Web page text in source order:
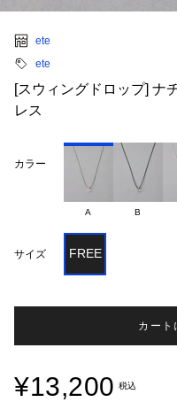
ete
ete
[スウィングドロップ] ナ
レス
カラー
A B
サイズ FREE
カート
¥13,200 税込